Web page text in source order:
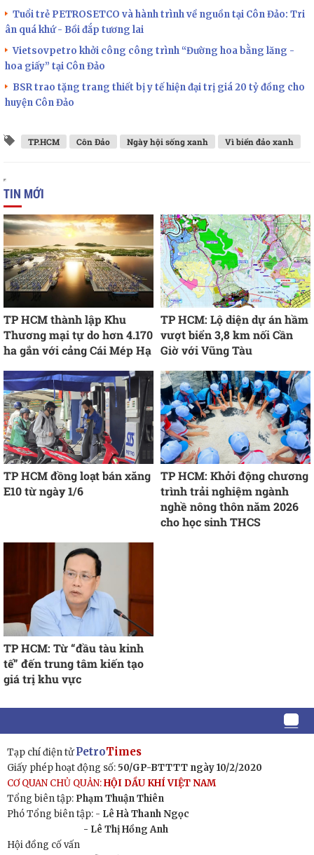
Tuổi trẻ PETROSETCO và hành trình về nguồn tại Côn Đảo: Tri
ân quá khứ - Bồi đắp tương lai
Vietsovpetro khởi công công trình “Đường hoa bằng lăng -
hoa giấy” tại Côn Đảo
BSR trao tặng trang thiết bị y tế hiện đại trị giá 20 tỷ đồng cho
huyện Côn Đảo
TP.HCM Côn Đảo Ngày hội sống xanh Vì biển đảo xanh
TIN MỚI
TP HCM thành lập Khu
Thương mại tự do hơn 4.170
ha gắn với cảng Cái Mép Hạ
TP HCM: Lộ diện dự án hầm
vượt biển 3,8 km nối Cần
Giờ với Vũng Tàu
TP HCM đồng loạt bán xăng
E10 từ ngày 1/6
TP HCM: Khởi động chương
trình trải nghiệm ngành
nghề nông thôn năm 2026
cho học sinh THCS
TP HCM: Từ “đầu tàu kinh
tế” đến trung tâm kiến tạo
giá trị khu vực
Tạp chí điện tửPetroTimes
Giấy phép hoạt động số: 50/GP-BTTTT ngày 10/2/2020
CƠ QUAN CHỦ QUẢN:HỘI DẦU KHÍ VIỆT NAM
Tổng biên tập: Phạm Thuận Thiên
Phó Tổng biên tập: - Lê Hà Thanh Ngọc
- Lê Thị Hồng Anh
Hội đồng cố vấn